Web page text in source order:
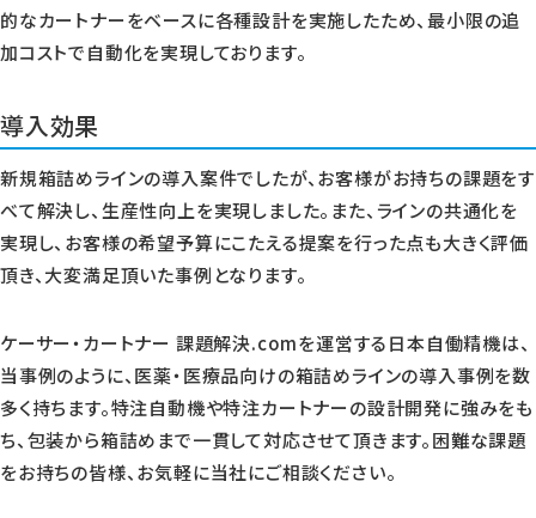
的なカートナーをベースに各種設計を実施したため、最小限の追
加コストで自動化を実現しております。
導入効果
新規箱詰めラインの導入案件でしたが、お客様がお持ちの課題をす
べて解決し、生産性向上を実現しました。また、ラインの共通化を
実現し、お客様の希望予算にこたえる提案を行った点も大きく評価
頂き、大変満足頂いた事例となります。
ケーサー・カートナー 課題解決.comを運営する日本自働精機は、
当事例のように、医薬・医療品向けの箱詰めラインの導入事例を数
多く持ちます。特注自動機や特注カートナーの設計開発に強みをも
ち、包装から箱詰めまで一貫して対応させて頂きます。困難な課題
をお持ちの皆様、お気軽に当社にご相談ください。